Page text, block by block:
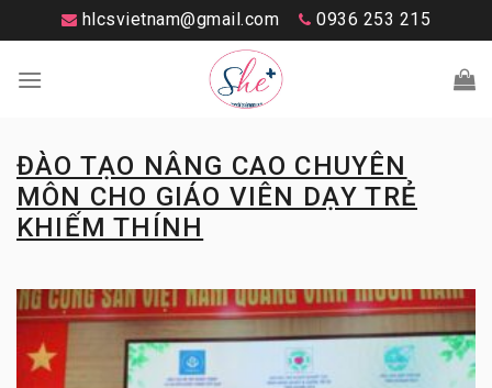
to
content
hlcsvietnam@gmail.com 0936 253 215
ĐÀO TẠO NÂNG CAO CHUYÊN
MÔN CHO GIÁO VIÊN DẠY TRẺ
KHIẾM THÍNH